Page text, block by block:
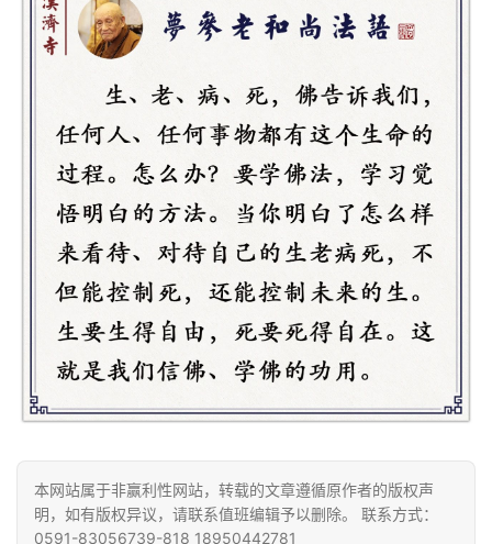
心
菩
提本网站属于非赢利性网站，转载的文章遵循原作者的版权声
明，如有版权异议，请联系值班编辑予以删除。 联系方式：
0591-83056739-818 18950442781